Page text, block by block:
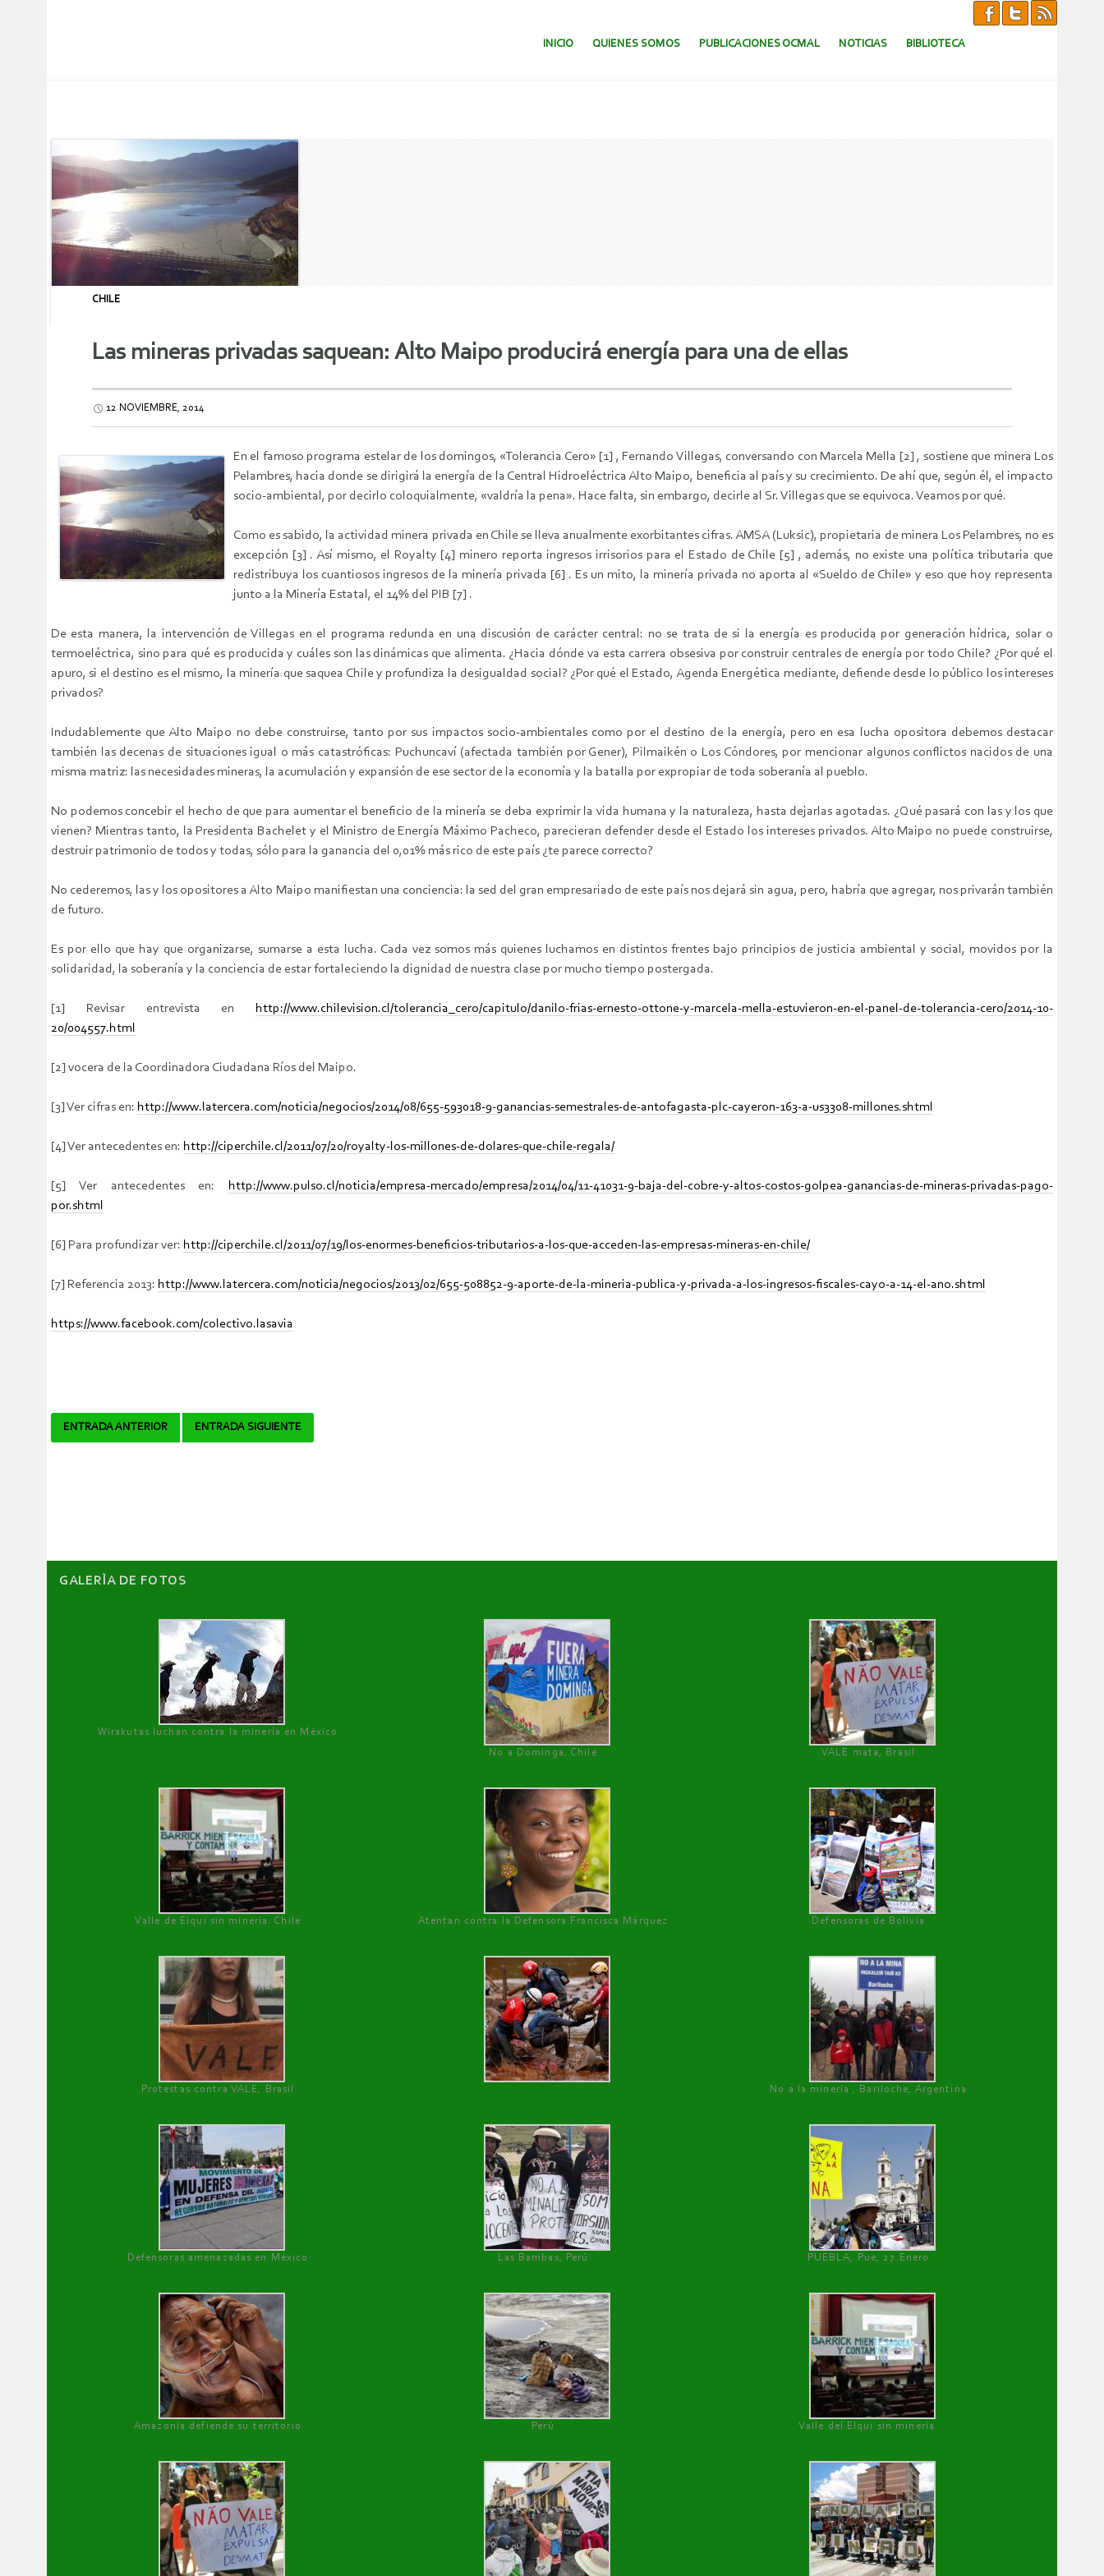
SALTAR AL CONTENIDO.
INICIO QUIENES SOMOS PUBLICACIONES OCMAL NOTICIAS BIBLIOTECA
CHILE
Las mineras privadas saquean: Alto Maipo producirá energía para una de ellas
12 NOVIEMBRE, 2014
En el famoso programa estelar de los domingos, «Tolerancia Cero» [1] , Fernando Villegas, conversando con Marcela Mella [2] , sostiene que minera Los
Pelambres, hacia donde se dirigirá la energía de la Central Hidroeléctrica Alto Maipo, beneficia al país y su crecimiento. De ahí que, según él, el impacto
socio-ambiental, por decirlo coloquialmente, «valdría la pena». Hace falta, sin embargo, decirle al Sr. Villegas que se equivoca. Veamos por qué.
Como es sabido, la actividad minera privada en Chile se lleva anualmente exorbitantes cifras. AMSA (Luksic), propietaria de minera Los Pelambres, no es
excepción [3] . Así mismo, el Royalty [4] minero reporta ingresos irrisorios para el Estado de Chile [5] , además, no existe una política tributaria que
redistribuya los cuantiosos ingresos de la minería privada [6] . Es un mito, la minería privada no aporta al «Sueldo de Chile» y eso que hoy representa
junto a la Minería Estatal, el 14% del PIB [7] .
De esta manera, la intervención de Villegas en el programa redunda en una discusión de carácter central: no se trata de si la energía es producida por generación hídrica, solar o
termoeléctrica, sino para qué es producida y cuáles son las dinámicas que alimenta. ¿Hacia dónde va esta carrera obsesiva por construir centrales de energía por todo Chile? ¿Por qué el
apuro, si el destino es el mismo, la minería que saquea Chile y profundiza la desigualdad social? ¿Por qué el Estado, Agenda Energética mediante, defiende desde lo público los intereses
privados?
Indudablemente que Alto Maipo no debe construirse, tanto por sus impactos socio-ambientales como por el destino de la energía, pero en esa lucha opositora debemos destacar
también las decenas de situaciones igual o más catastróficas: Puchuncaví (afectada también por Gener), Pilmaikén o Los Cóndores, por mencionar algunos conflictos nacidos de una
misma matriz: las necesidades mineras, la acumulación y expansión de ese sector de la economía y la batalla por expropiar de toda soberanía al pueblo.
No podemos concebir el hecho de que para aumentar el beneficio de la minería se deba exprimir la vida humana y la naturaleza, hasta dejarlas agotadas. ¿Qué pasará con las y los que
vienen? Mientras tanto, la Presidenta Bachelet y el Ministro de Energía Máximo Pacheco, parecieran defender desde el Estado los intereses privados. Alto Maipo no puede construirse,
destruir patrimonio de todos y todas, sólo para la ganancia del 0,01% más rico de este país ¿te parece correcto?
No cederemos, las y los opositores a Alto Maipo manifiestan una conciencia: la sed del gran empresariado de este país nos dejará sin agua, pero, habría que agregar, nos privarán también
de futuro.
Es por ello que hay que organizarse, sumarse a esta lucha. Cada vez somos más quienes luchamos en distintos frentes bajo principios de justicia ambiental y social, movidos por la
solidaridad, la soberanía y la conciencia de estar fortaleciendo la dignidad de nuestra clase por mucho tiempo postergada.
[1] Revisar entrevista en
http://www.chilevision.cl/tolerancia_cero/capitulo/danilo-frias-ernesto-ottone-y-marcela-mella-estuvieron-en-el-panel-de-tolerancia-cero/2014-10-
20/004557.html
[2] vocera de la Coordinadora Ciudadana Ríos del Maipo.
[3] Ver cifras en: http://www.latercera.com/noticia/negocios/2014/08/655-593018-9-ganancias-semestrales-de-antofagasta-plc-cayeron-163-a-us3308-millones.shtml
[4] Ver antecedentes en: http://ciperchile.cl/2011/07/20/royalty-los-millones-de-dolares-que-chile-regala/
[5] Ver antecedentes en:
http://www.pulso.cl/noticia/empresa-mercado/empresa/2014/04/11-41031-9-baja-del-cobre-y-altos-costos-golpea-ganancias-de-mineras-privadas-pago-
por.shtml
[6] Para profundizar ver: http://ciperchile.cl/2011/07/19/los-enormes-beneficios-tributarios-a-los-que-acceden-las-empresas-mineras-en-chile/
[7] Referencia 2013: http://www.latercera.com/noticia/negocios/2013/02/655-508852-9-aporte-de-la-mineria-publica-y-privada-a-los-ingresos-fiscales-cayo-a-14-el-ano.shtml
https://www.facebook.com/colectivo.lasavia
Navegador
ENTRADA ANTERIOR ENTRADA SIGUIENTE
GALERÌA DE FOTOS
Wirakutas luchan contra la minería en México
No a Dominga, Chile
VALE mata, Brasil
Valle de Elqui sin minería. Chile Atentan contra la Defensora Francisca Márquez Defensoras de Bolivia
Protestas contra VALE, Brasil No a la minería , Bariloche, Argentina
Defensoras amenazadas en México Las Bambas, Perú PUEBLA, Pue, 27 Enero
Amazonía defiende su territorio Perú Valle del Elqui sin minería.